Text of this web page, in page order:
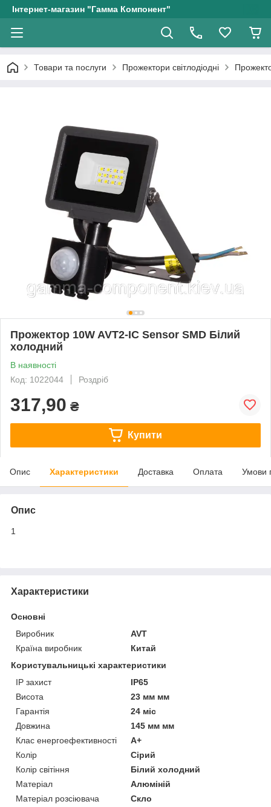
Інтернет-магазин "Гамма Компонент"
Товари та послуги Прожектори світлодіодні
Прожектор 10W AVT2-IC Sensor SMD Білий
холодний
В наявності
Код: 1022044
Роздріб
317,90 ₴
Купити
Опис Характеристики Доставка Оплата Умови
Опис
1
Характеристики
Основні
Виробник
AVT
Країна виробник
Китай
Користувальницькі характеристики
IP захист
IP65
Висота
23 мм мм
Гарантія
24 міс
Довжина
145 мм мм
Клас енергоефективності
A+
Колір
Сірий
Колір світіння
Білий холодний
Матеріал
Алюміній
Матеріал розсіювача
Скло